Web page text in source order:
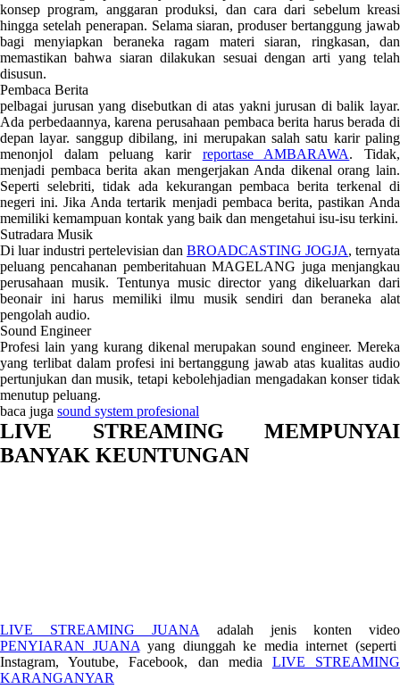
konsep program, anggaran produksi, dan cara dari sebelum kreasi
hingga setelah penerapan. Selama siaran, produser bertanggung jawab
bagi menyiapkan beraneka ragam materi siaran, ringkasan, dan
memastikan bahwa siaran dilakukan sesuai dengan arti yang telah
disusun.
Pembaca Berita
pelbagai jurusan yang disebutkan di atas yakni jurusan di balik layar.
Ada perbedaannya, karena perusahaan pembaca berita harus berada di
depan layar. sanggup dibilang, ini merupakan salah satu karir paling
menonjol dalam peluang karir reportase AMBARAWA. Tidak,
menjadi pembaca berita akan mengerjakan Anda dikenal orang lain.
Seperti selebriti, tidak ada kekurangan pembaca berita terkenal di
negeri ini. Jika Anda tertarik menjadi pembaca berita, pastikan Anda
memiliki kemampuan kontak yang baik dan mengetahui isu-isu terkini.
Sutradara Musik
Di luar industri pertelevisian dan BROADCASTING JOGJA, ternyata
peluang pencahanan pemberitahuan MAGELANG juga menjangkau
perusahaan musik. Tentunya music director yang dikeluarkan dari
beonair ini harus memiliki ilmu musik sendiri dan beraneka alat
pengolah audio.
Sound Engineer
Profesi lain yang kurang dikenal merupakan sound engineer. Mereka
yang terlibat dalam profesi ini bertanggung jawab atas kualitas audio
pertunjukan dan musik, tetapi kebolehjadian mengadakan konser tidak
menutup peluang.
baca juga sound system profesional
LIVE STREAMING MEMPUNYAI
BANYAK KEUNTUNGAN
LIVE STREAMING JUANA adalah jenis konten video
PENYIARAN JUANA yang diunggah ke media internet (seperti
Instagram, Youtube, Facebook, dan media LIVE STREAMING
KARANGANYAR